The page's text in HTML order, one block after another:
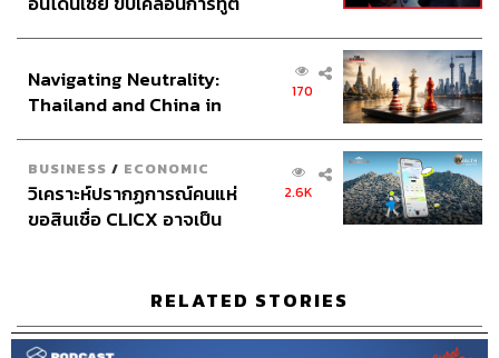
Video Editorsวุฒิชัย ถิระบัญชาศักดิ์, อนนต์ พูนเจ้าทรัพย์,
ศุภมิตร เศรษฐลักษณ์
Sound Directorกฤตพล จียะเกียรติ
Sound Recording Engineer
ขจีพรรณ วิจิตรรัตน์, ธภัทร
ตั้งวงษ์ไชย
Graphic Designerธนิดา โตวิวัฒน์
Online Community Adminสิรินยา เจษฎาพงศ์ภักดี
THE STANDARD Shared Service Department
อินโดนีเซีย
Navigating Neutrality:
Thailand and China in
170
BUSINESS / ECONOMIC
วิเคราะห์ปรากฏการณ์คนแห่
ขอสินเชื่อ CLICX อาจเป็น
2.6K
RELATED STORIES